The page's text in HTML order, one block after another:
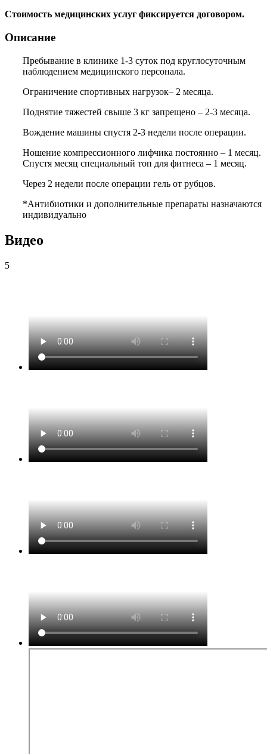
Стоимость медицинских услуг фиксируется договором.
Описание
Пребывание в клинике 1-3 суток под круглосуточным
наблюдением медицинского персонала.
Ограничение спортивных нагрузок– 2 месяца.
Поднятие тяжестей свыше 3 кг запрещено – 2-3 месяца.
Вождение машины спустя 2-3 недели после операции.
Ношение компрессионного лифчика постоянно – 1 месяц.
Спустя месяц специальный топ для фитнеса – 1 месяц.
Через 2 недели после операции гель от рубцов.
*Антибиотики и дополнительные препараты назначаются
индивидуально
Видео
5